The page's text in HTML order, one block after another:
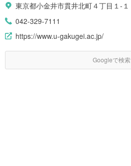
東京都小金井市貫井北町４丁目１-１
042-329-7111
https://www.u-gakugei.ac.jp/
Googleで検索